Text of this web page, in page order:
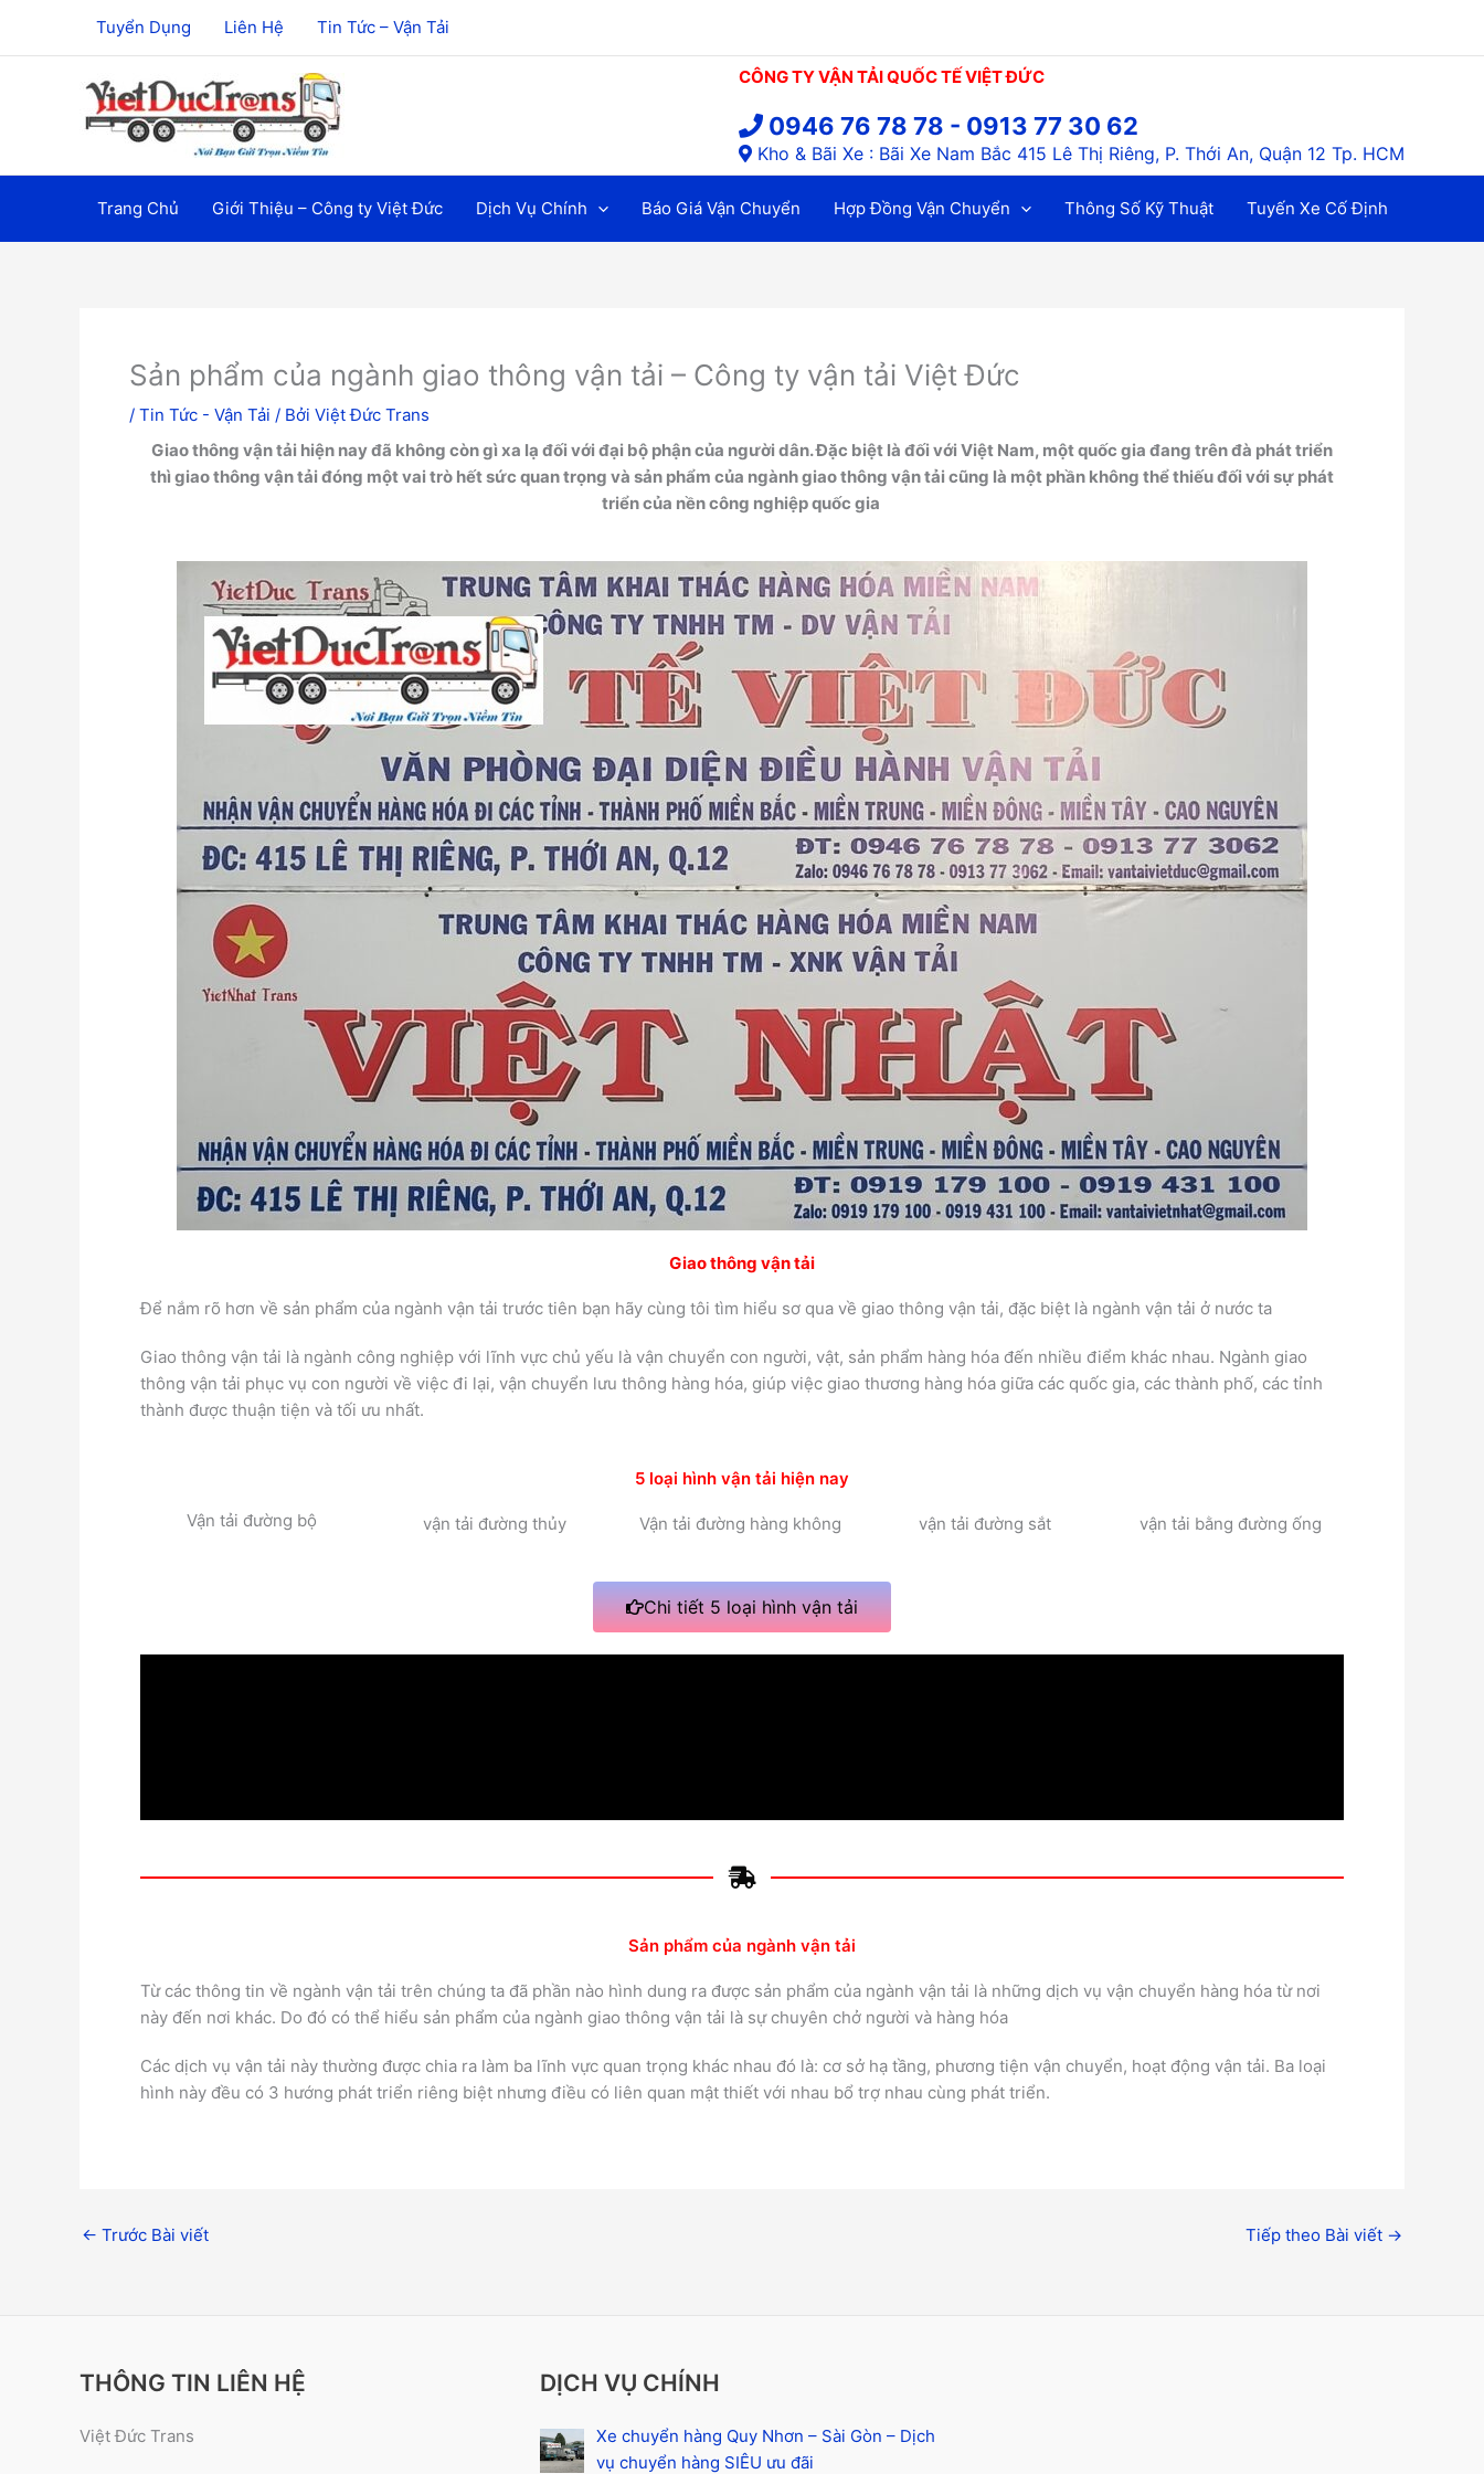
Tuyển Dụng Liên Hệ Tin Tức – Vận Tải
CÔNG TY VẬN TẢI QUỐC TẾ VIỆT ĐỨC
0946 76 78 78 - 0913 77 30 62
Kho & Bãi Xe : Bãi Xe Nam Bắc 415 Lê Thị Riêng, P. Thới An, Quận 12 Tp. HCM
Trang Chủ Giới Thiệu – Công ty Việt Đức Dịch Vụ Chính Báo Giá Vận Chuyển Hợp Đồng Vận Chuyển Thông Số Kỹ Thuật Tuyến Xe Cố Định
Sản phẩm của ngành giao thông vận tải – Công ty vận tải Việt Đức
/ Tin Tức - Vận Tải / Bởi Việt Đức Trans
Giao thông vận tải hiện nay đã không còn gì xa lạ đối với đại bộ phận của người dân. Đặc biệt là đối với Việt Nam, một quốc gia đang trên đà phát triển
thì giao thông vận tải đóng một vai trò hết sức quan trọng và sản phẩm của ngành giao thông vận tải cũng là một phần không thể thiếu đối với sự phát
triển của nền công nghiệp quốc gia
Giao thông vận tải
Để nắm rõ hơn về sản phẩm của ngành vận tải trước tiên bạn hãy cùng tôi tìm hiểu sơ qua về giao thông vận tải, đặc biệt là ngành vận tải ở nước ta
Giao thông vận tải là ngành công nghiệp với lĩnh vực chủ yếu là vận chuyển con người, vật, sản phẩm hàng hóa đến nhiều điểm khác nhau. Ngành giao
thông vận tải phục vụ con người về việc đi lại, vận chuyển lưu thông hàng hóa, giúp việc giao thương hàng hóa giữa các quốc gia, các thành phố, các tỉnh
thành được thuận tiện và tối ưu nhất.
5 loại hình vận tải hiện nay
Vận tải đường bộ
vận tải đường thủy Vận tải đường hàng không vận tải đường sắt vận tải bằng đường ống
Chi tiết 5 loại hình vận tải
Sản phẩm của ngành vận tải
Từ các thông tin về ngành vận tải trên chúng ta đã phần nào hình dung ra được sản phẩm của ngành vận tải là những dịch vụ vận chuyển hàng hóa từ nơi
này đến nơi khác. Do đó có thể hiểu sản phẩm của ngành giao thông vận tải là sự chuyên chở người và hàng hóa
Các dịch vụ vận tải này thường được chia ra làm ba lĩnh vực quan trọng khác nhau đó là: cơ sở hạ tầng, phương tiện vận chuyển, hoạt động vận tải. Ba loại
hình này đều có 3 hướng phát triển riêng biệt nhưng điều có liên quan mật thiết với nhau bổ trợ nhau cùng phát triển.
← Trước Bài viết Tiếp theo Bài viết →
THÔNG TIN LIÊN HỆ
Việt Đức Trans
DỊCH VỤ CHÍNH
Xe chuyển hàng Quy Nhơn – Sài Gòn – Dịch
vụ chuyển hàng SIÊU ưu đãi